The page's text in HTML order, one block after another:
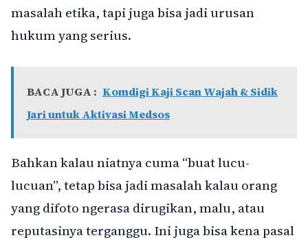
masalah etika, tapi juga bisa jadi urusan
hukum yang serius.
BACA JUGA : Komdigi Kaji Scan Wajah & Sidik
Jari untuk Aktivasi Medsos
Bahkan kalau niatnya cuma “buat lucu-
lucuan”, tetap bisa jadi masalah kalau orang
yang difoto ngerasa dirugikan, malu, atau
reputasinya terganggu. Ini juga bisa kena pasal